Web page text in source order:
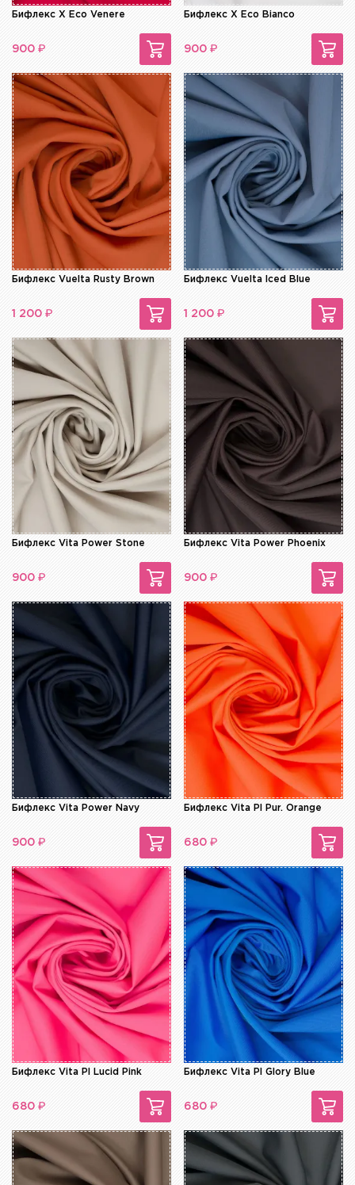
Бифлекс X Eco Venere
900 ₽
Бифлекс X Eco Bianco
900 ₽
Бифлекс Vuelta Rusty Brown
1 200 ₽
Бифлекс Vuelta Iced Blue
1 200 ₽
Бифлекс Vita Power Stone
900 ₽
Бифлекс Vita Power Phoenix
900 ₽
Бифлекс Vita Power Navy
900 ₽
Бифлекс Vita Pl Pur. Orange
680 ₽
Бифлекс Vita Pl Lucid Pink
680 ₽
Бифлекс Vita Pl Glory Blue
680 ₽